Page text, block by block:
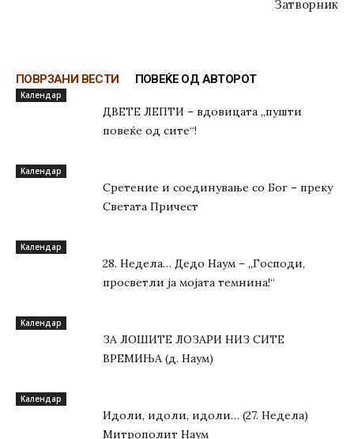
Затворник
ПОВРЗАНИ ВЕСТИ ПОВЕЌЕ ОД АВТОРОТ
Kалендар
ДВЕТЕ ЛЕПТИ – вдовицата „пушти
повеќе од сите“!
Kалендар
Сретение и соединување со Бог – преку
Светата Причест
Kалендар
28. Недела… Дедо Наум – „Господи,
просветли ја мојата темнина!“
Kалендар
ЗА ЛОШИТЕ ЛОЗАРИ НИЗ СИТЕ
ВРЕМИЊА (д. Наум)
Kалендар
Идоли, идоли, идоли… (27. Недела)
Митрополит Наум